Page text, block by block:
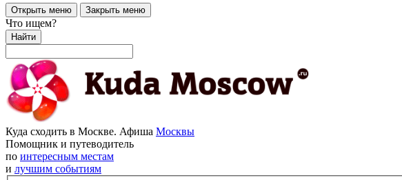
Открыть меню Закрыть меню
Что ищем?
Найти
Куда сходить в Москве. Афиша Москвы
Помощник и путеводитель
по интересным местам
и лучшим событиям